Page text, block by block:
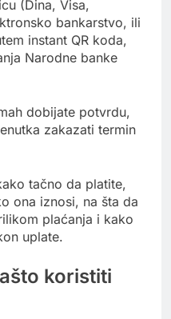
(Dina, Visa,
bankarstvo, ili
instant QR koda,
Narodne banke
dobijate potvrdu,
zakazati termin
tačno da platite,
ona iznosi, na šta da
plaćanja i kako
uplate.
koristiti